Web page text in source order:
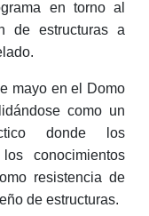
en torno al
de estructuras a
mayo en el Domo
como un
donde los
conocimientos
resistencia de
de estructuras.